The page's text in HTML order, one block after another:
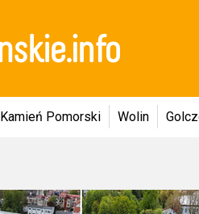
Kamień Pomorski Wolin